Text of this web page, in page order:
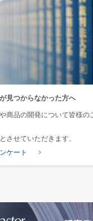
見つからなかった方へ
商品の開発について皆様の
させていただきます。
ケート